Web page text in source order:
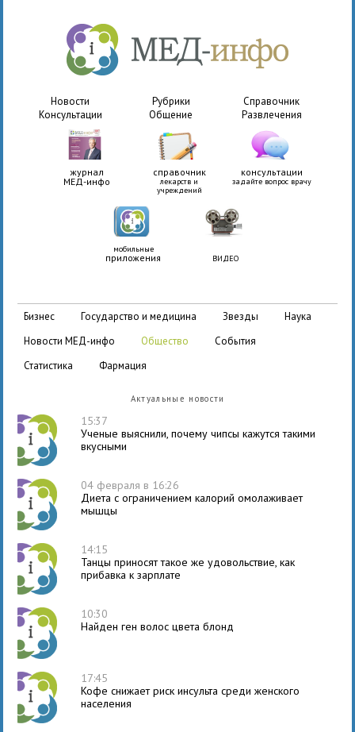
Новости Рубрики
Справочник
Консультации
Общение Развлечения
журнал
МЕД-инфо
справочник
лекарств и
учреждений
консультации
задайте вопрос врачу
мобильные
приложения ВИДЕО
бизнес государство и медицина звезды
наука
новости МЕД-инфо
общество
события
статистика
фармация
Актуальные новости
15:37
Ученые выяснили, почему чипсы кажутся такими
вкусными
04 февраля в 16:26
Диета с ограничением калорий омолаживает
мышцы
14:15
Танцы приносят такое же удовольствие, как
прибавка к зарплате
10:30
Найден ген волос цвета блонд
17:45
Кофе снижает риск инсульта среди женского
населения